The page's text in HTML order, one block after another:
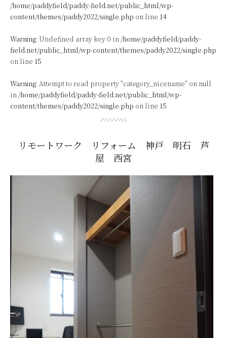
/home/paddyfield/paddy-field.net/public_html/wp-
content/themes/paddy2022/single.php on line 14
Warning: Undefined array key 0 in /home/paddyfield/paddy-
field.net/public_html/wp-content/themes/paddy2022/single.php
on line 15
Warning: Attempt to read property "category_nicename" on null
in /home/paddyfield/paddy-field.net/public_html/wp-
content/themes/paddy2022/single.php on line 15
リモートワーク リフォーム 神戸 明石 芦
屋 西宮